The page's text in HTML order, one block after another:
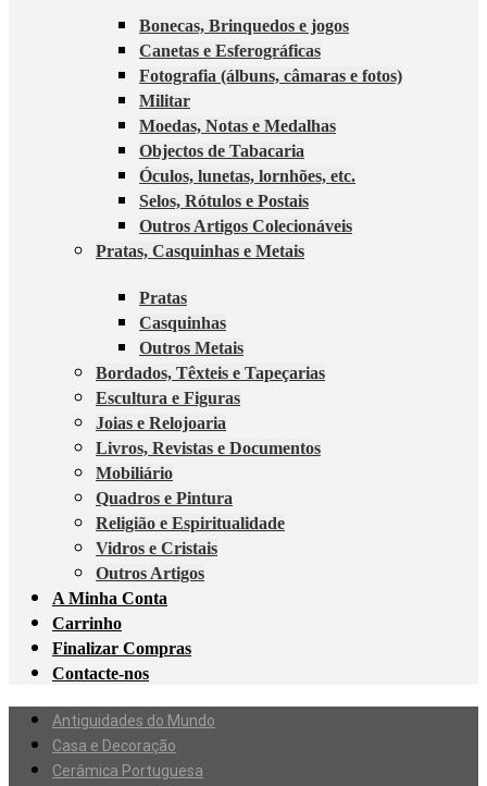
Bonecas, Brinquedos e jogos
Canetas e Esferográficas
Fotografia (álbuns, câmaras e fotos)
Militar
Moedas, Notas e Medalhas
Objectos de Tabacaria
Óculos, lunetas, lornhões, etc.
Selos, Rótulos e Postais
Outros Artigos Colecionáveis
Pratas, Casquinhas e Metais
Pratas
Casquinhas
Outros Metais
Bordados, Têxteis e Tapeçarias
Escultura e Figuras
Joias e Relojoaria
Livros, Revistas e Documentos
Mobiliário
Quadros e Pintura
Religião e Espiritualidade
Vidros e Cristais
Outros Artigos
A Minha Conta
Carrinho
Finalizar Compras
Contacte-nos
Antiguidades do Mundo
Casa e Decoração
Cerâmica Portuguesa